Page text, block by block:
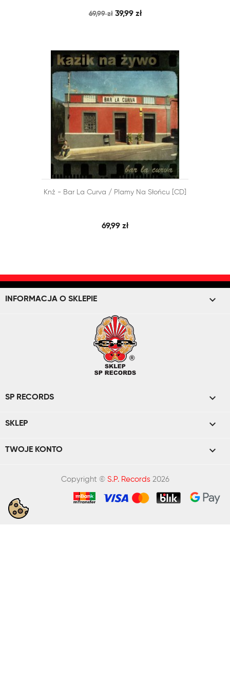
69,99 zł 39,99 zł
DODAJ DO KOSZYKA SZYBKI PODGLĄD
Knż - Bar La Curva / Plamy Na Słońcu [CD]
69,99 zł
INFORMACJA O SKLEPIE keyboard_arrow_down
SP RECORDS 
SKLEP 
TWOJE KONTO 
Copyright © S.P. Records2026